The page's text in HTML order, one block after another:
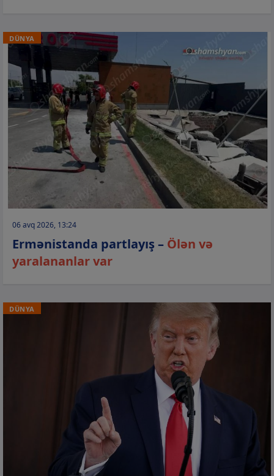
DÜNYA
06 avq 2026, 13:24
Ermənistanda partlayış – Ölən və
yaralananlar var
DÜNYA